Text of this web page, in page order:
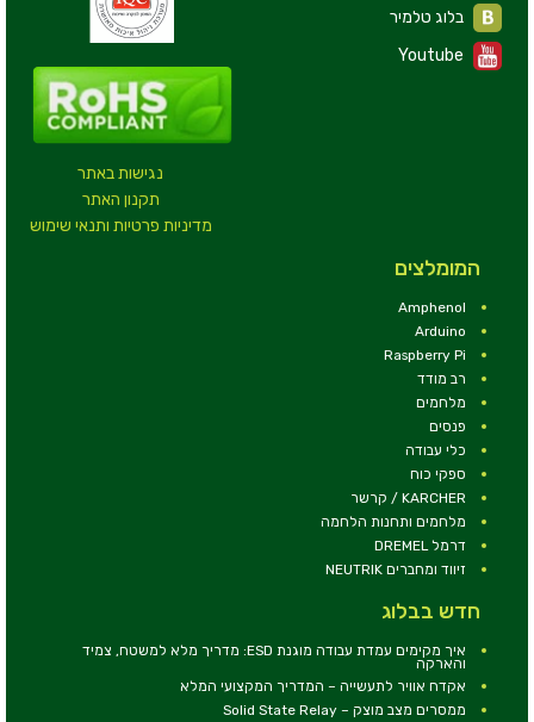
נגישות באתר
תקנון האתר
מדיניות פרטיות ותנאי שימוש
Youtube
המומלצים
Amphenol
Arduino
Raspberry Pi
רב מודד
מלחמים
פנסים
כלי עבודה
ספקי כוח
KARCHER / קרשר
מלחמים ותחנות הלחמה
דרמל DREMEL
זיווד ומחברים NEUTRIK
חדש בבלוג
איך מקימים עמדת עבודה מוגנת ESD: מדריך מלא למשטח, צמיד
והארקה
אקדח אוויר לתעשייה – המדריך המקצועי המלא
ממסרים מצב מוצק – Solid State Relay